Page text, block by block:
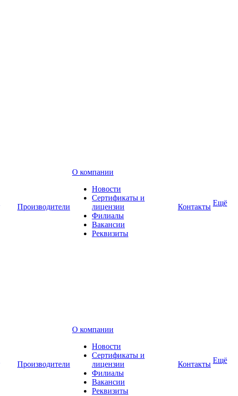
Производители
О компании
Новости
Сертификаты и
лицензии
Филиалы
Вакансии
Реквизиты
Контакты Ещё
Производители
О компании
Новости
Сертификаты и
лицензии
Филиалы
Вакансии
Реквизиты
Контакты Ещё